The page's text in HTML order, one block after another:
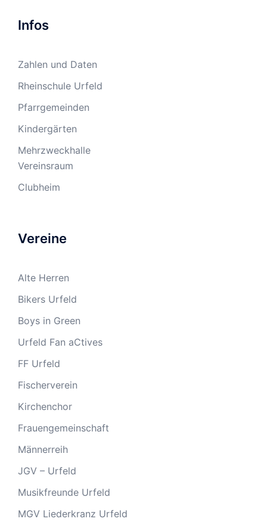
Infos
Zahlen und Daten
Rheinschule Urfeld
Pfarrgemeinden
Kindergärten
Mehrzweckhalle
Vereinsraum
Clubheim
Vereine
Alte Herren
Bikers Urfeld
Boys in Green
Urfeld Fan aCtives
FF Urfeld
Fischerverein
Kirchenchor
Frauengemeinschaft
Männerreih
JGV – Urfeld
Musikfreunde Urfeld
MGV Liederkranz Urfeld